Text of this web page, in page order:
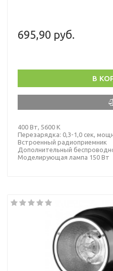
695,90 руб.
В
400 Вт, 5600 К
Перезарядка: 0,3-1,0 сек,
Встроенный радиоприемник
Дополнительный
Моделирующая лампа 150 Вт
Продолжительность